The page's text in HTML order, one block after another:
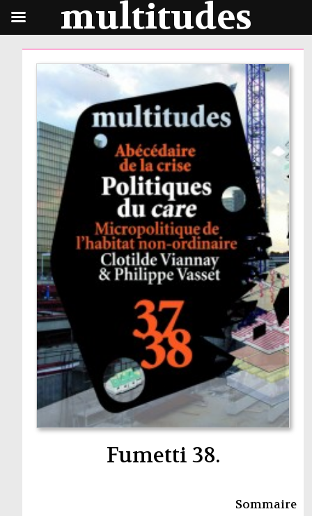
Fumetti 38.
Sommaire
multitudes